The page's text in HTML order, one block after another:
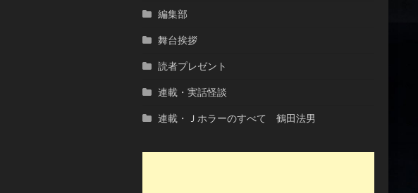
編集部
舞台挨拶
読者プレゼント
連載・実話怪談
連載・Ｊホラーのすべて 鶴田法男